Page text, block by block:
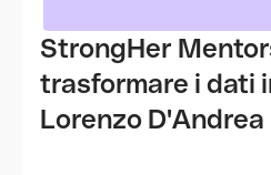
StrongHer
trasformare i dati
Lorenzo D'Andrea